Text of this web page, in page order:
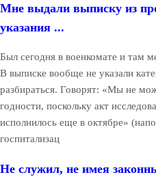
Мне выдали выписку из
указания ...
Был сегодня в военкомате и там
В выписке вообще не указали
разбираться. Говорят: «Мы не
годности, поскольку акт
исполнилось еще в октябре»
госпитализац
Не служил, не имея